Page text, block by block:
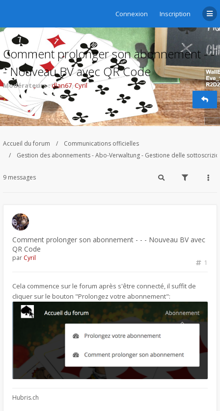
Connexion Inscription
Comment prolonger son abonnement - -
- Nouveau BV avec QR Code
Modérateurs :dlan67,Cyril
Accueil du forum
Communications officielles
Gestion des abonnements - Abo-Verwaltung - Gestione delle
9 messages
Comment prolonger son abonnement - - - Nouveau BV avec
QR Code
1
par Cyril
Cela commence sur le forum après s'être connecté, il suffit de
cliquer sur le bouton "Prolongez votre abonnement":
Hubris.ch